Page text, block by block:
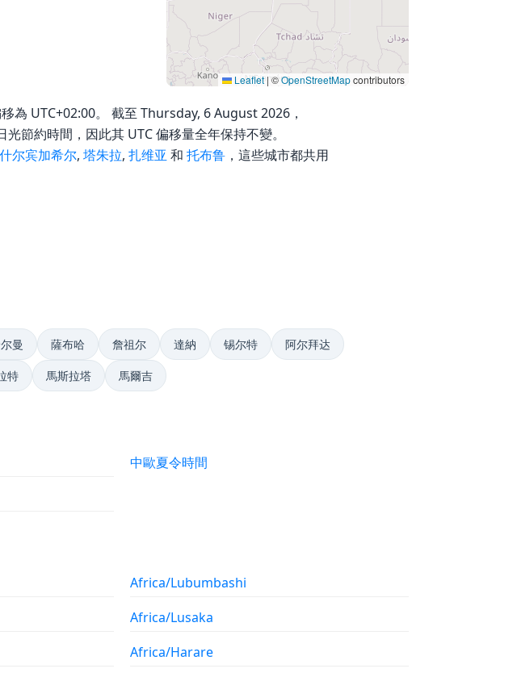
Leaflet |©OpenStreetMapcontributors
為 UTC+02:00。 截至 Thursday, 6 August 2026，
節約時間，因此其 UTC 偏移量全年保持不變。
尔宾加希尔, 塔朱拉, 扎维亚 和 托布鲁 ，這些城市都共用
曼 薩布哈 詹祖尔 達納 锡尔特 阿尔拜达
特 馬斯拉塔 馬爾吉
中歐夏令時間
Africa/Lubumbashi
Africa/Lusaka
Africa/Harare